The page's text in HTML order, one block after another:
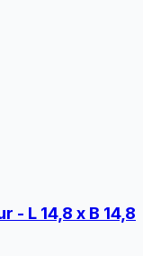
L 14,8 x B 14,8